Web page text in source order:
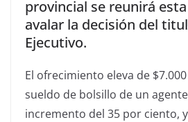
provincial se reunirá
avalar la decisión del
Ejecutivo.
El ofrecimiento eleva de
sueldo de bolsillo de un
incremento del 35 por ciento,